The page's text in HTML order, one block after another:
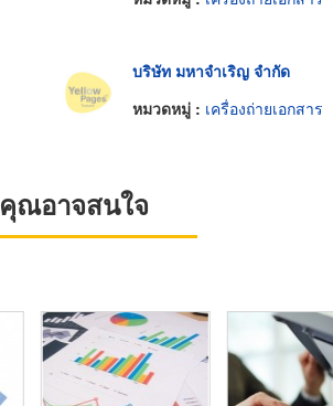
บริษัท มหาจำเริญ จำกัด
หมวดหมู่ : เครื่องถ่ายเอกสาร
ณอาจสนใจ